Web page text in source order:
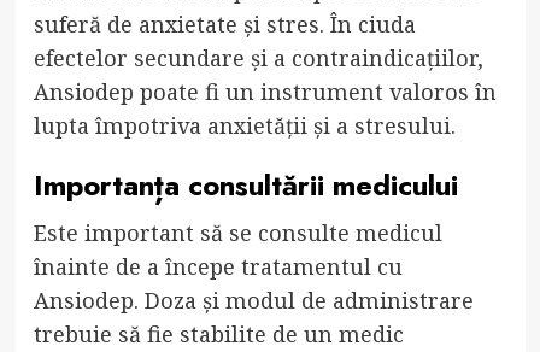
suferă de anxietate și stres. În ciuda
efectelor secundare și a contraindicațiilor,
Ansiodep poate fi un instrument valoros în
lupta împotriva anxietății și a stresului.
Importanța consultării medicului
Este important să se consulte medicul
înainte de a începe tratamentul cu
Ansiodep. Doza și modul de administrare
trebuie să fie stabilite de un medic